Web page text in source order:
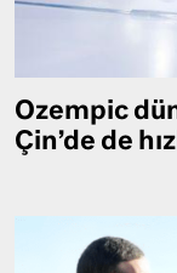
Ozempic
Çin’de de